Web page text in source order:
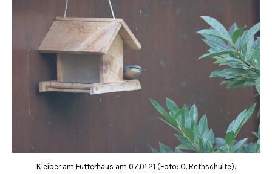
Kleiber am Futterhaus am 07.01.21 (Foto: C. Rethschulte).